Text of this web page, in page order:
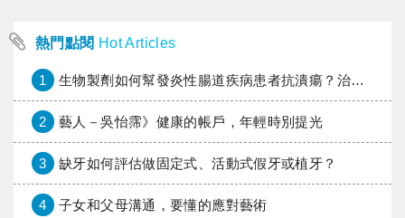
熱門點閱 Hot Articles
1 生物製劑如何幫發炎性腸道疾病患者抗潰瘍？治療進展與健保給付困境一次看
2 藝人－吳怡霈》健康的帳戶，年輕時別提光
3 缺牙如何評估做固定式、活動式假牙或植牙？
4 子女和父母溝通，要懂的應對藝術